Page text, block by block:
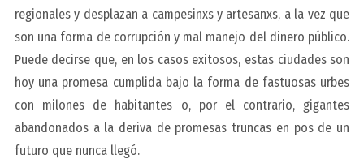
regionales y desplazan a campesinxs y artesanxs, a la vez que
son una forma de corrupción y mal manejo del dinero público.
Puede decirse que, en los casos exitosos, estas ciudades son
hoy una promesa cumplida bajo la forma de fastuosas urbes
con milones de habitantes o, por el contrario, gigantes
abandonados a la deriva de promesas truncas en pos de un
futuro que nunca llegó.